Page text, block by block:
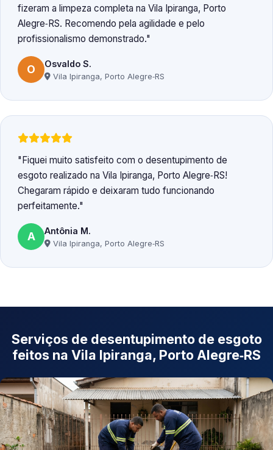
fizeram a limpeza completa na Vila Ipiranga, Porto
Alegre‑RS. Recomendo pela agilidade e pelo
profissionalismo demonstrado.
O Osvaldo S.
Vila Ipiranga, Porto Alegre‑RS
Fiquei muito satisfeito com o desentupimento de
esgoto realizado na Vila Ipiranga, Porto Alegre‑RS!
Chegaram rápido e deixaram tudo funcionando
perfeitamente.
A Antônia M.
Vila Ipiranga, Porto Alegre‑RS
Serviços de desentupimento de esgoto
feitos na Vila Ipiranga, Porto Alegre‑RS